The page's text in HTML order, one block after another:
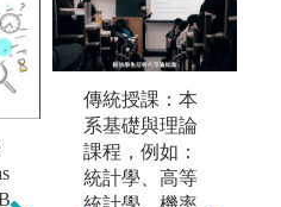
專案導向式學
傳統授課：本
系基礎與理論
課程，例如：
統計學、高等